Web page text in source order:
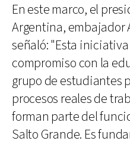
En este marco, el
Argentina, embajador
señaló: "Esta
compromiso con la
grupo de estudiantes
procesos reales de
forman parte del
Salto Grande. Es